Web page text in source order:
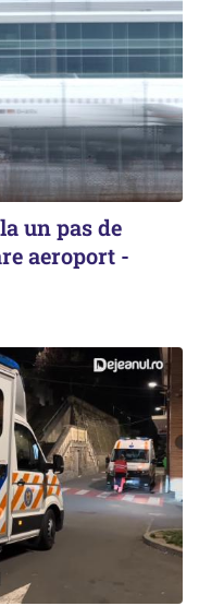
un pas de
aeroport -